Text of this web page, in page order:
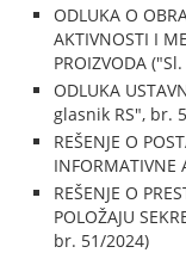
ODLUKA O
AKTIVNOSTI I
PROIZVODA
ODLUKA
glasnik RS", br.
REŠENJE O
INFORMATIVNE
REŠENJE O
POLOŽAJU
br. 51/2024)